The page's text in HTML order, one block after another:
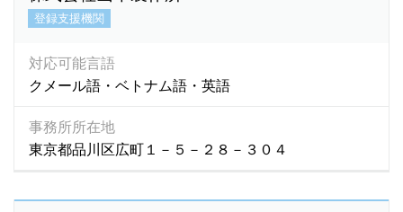
登録支援機関
対応可能言語
クメール語・ベトナム語・英語
事務所所在地
東京都品川区広町１－５－２８－３０４